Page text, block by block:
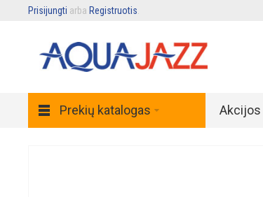
Prisijungti arba Registruotis
Prekių katalogas Akcijos